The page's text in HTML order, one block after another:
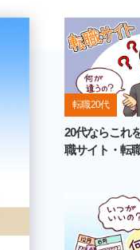
転職 20代
20代ならこれ
職サイト・転